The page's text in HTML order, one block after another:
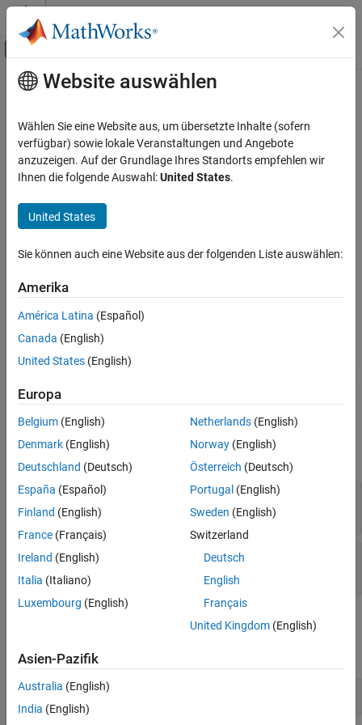
Weiter zum Inhalt
Umschaltung für Off-Canvas-
Startseite der Dokumentation
Testing Frameworks
Mock Dependencies in Tests
ON THIS PAGE
Syntax
Input Arguments
Examples
Hauptinhalt
repeat
Class:matlab.mock.actions.Invoke
Namespace:matlab.mock.actions
expand all in page
Syntax
Description
repeat(action
specify the input arguments in any order. That is,
times.
Input Arguments
action—
Defined action
instance of
matlab.mock.actions.Invoke
n—Number of times to repeat action
integer
expand all
Assign Repeating Outputs to Mock
Website auswählen
Wählen Sie eine Website aus, um übersetzte Inhalte (sofern
verfügbar) sowie lokale Veranstaltungen und Angebote
anzuzeigen. Auf der Grundlage Ihres Standorts empfehlen wir
Ihnen die folgende Auswahl:United States.
United States
Sie können auch eine Website aus der folgenden Liste auswählen:
Amerika
América Latina (Español)
Canada (English)
United States (English)
Europa
Belgium (English)
Denmark (English)
Deutschland (Deutsch)
España (Español)
Finland (English)
France (Français)
Ireland (English)
Italia (Italiano)
Luxembourg (English)
Netherlands(English)
Norway(English)
Österreich (Deutsch)
Portugal (English)
Sweden (English)
Switzerland
Deutsch
English
Français
United Kingdom(English)
Asien-Pazifik
Australia (English)
India (English)